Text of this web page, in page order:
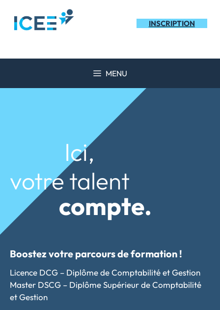
contenu
INSCRIPTION
MENU
Ici,
votre talent
compte.
Boostez votre parcours de formation !
Licence DCG – Diplôme de Comptabilité et Gestion
Master DSCG – Diplôme Supérieur de Comptabilité
et Gestion